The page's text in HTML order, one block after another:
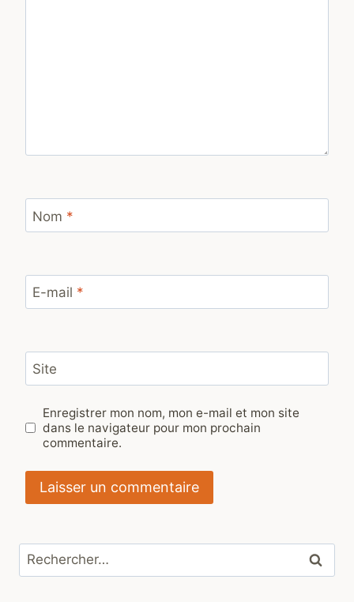
Nom *
E-mail *
Site
Enregistrer mon nom, mon e-mail et mon site
dans le navigateur pour mon prochain
commentaire.
Rechercher :